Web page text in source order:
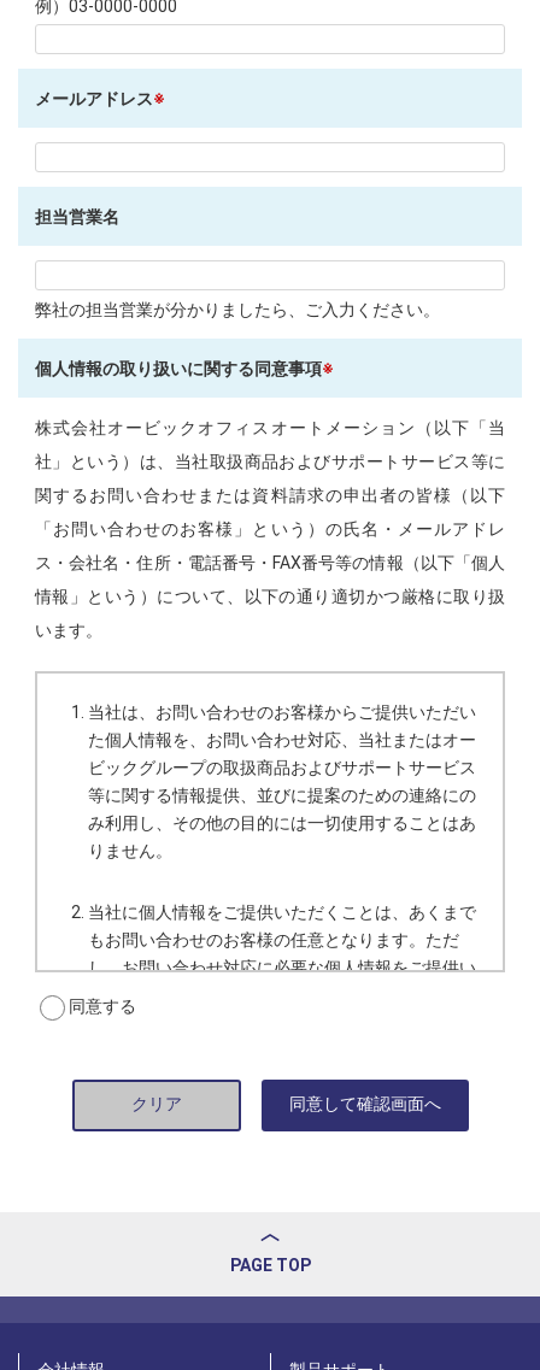
例）03-0000-0000
メールアドレス※
担当営業名
弊社の担当営業が分かりましたら、ご入力ください。
個人情報の取り扱いに関する同意事項※
株式会社オービックオフィスオートメーション（以下「当
社」という）は、当社取扱商品およびサポートサービス等に
関するお問い合わせまたは資料請求の申出者の皆様（以下
「お問い合わせのお客様」という）の氏名・メールアドレ
ス・会社名・住所・電話番号・FAX番号等の情報（以下「個人
情報」という）について、以下の通り適切かつ厳格に取り扱
います。
当社は、お問い合わせのお客様からご提供いただい
た個人情報を、お問い合わせ対応、当社またはオー
ビックグループの取扱商品およびサポートサービス
等に関する情報提供、並びに提案のための連絡にの
み利用し、その他の目的には一切使用することはあ
りません。
当社に個人情報をご提供いただくことは、あくまで
もお問い合わせのお客様の任意となります。ただ
し、お問い合わせ対応に必要な個人情報をご提供い
ただけない場合、またはご提供いただいた個人情報
個人情報は、お問い合わせ対応の担当者以外の者が
当社はお問い合わせのお客様の個人情報を、上記1の
同意する
PAGE TOP